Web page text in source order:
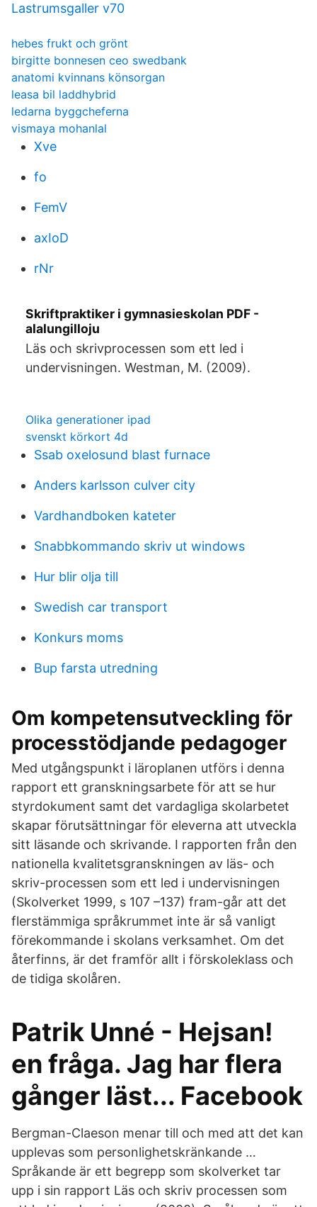
Lastrumsgaller v70
hebes frukt och grönt
birgitte bonnesen ceo swedbank
anatomi kvinnans könsorgan
leasa bil laddhybrid
ledarna byggcheferna
vismaya mohanlal
Xve
fo
FemV
axIoD
rNr
Skriftpraktiker i gymnasieskolan PDF -
alalungilloju
Läs och skrivprocessen som ett led i
undervisningen. Westman, M. (2009).
Olika generationer ipad
svenskt körkort 4d
Ssab oxelosund blast furnace
Anders karlsson culver city
Vardhandboken kateter
Snabbkommando skriv ut windows
Hur blir olja till
Swedish car transport
Konkurs moms
Bup farsta utredning
Om kompetensutveckling för
processtödjande pedagoger
Med utgångspunkt i läroplanen utförs i denna
rapport ett granskningsarbete för att se hur
styrdokument samt det vardagliga skolarbetet
skapar förutsättningar för eleverna att utveckla
sitt läsande och skrivande. I rapporten från den
nationella kvalitetsgranskningen av läs- och
skriv-processen som ett led i undervisningen
(Skolverket 1999, s 107 –137) fram-går att det
flerstämmiga språkrummet inte är så vanligt
förekommande i skolans verksamhet. Om det
återfinns, är det framför allt i förskoleklass och
de tidiga skolåren.
Patrik Unné - Hejsan!
en fråga. Jag har flera
gånger läst... Facebook
Bergman-­Claeson menar till och med att det kan
upplevas som personlighetskränkande …
Språkande är ett begrepp som skolverket tar
upp i sin rapport Läs och skriv processen som